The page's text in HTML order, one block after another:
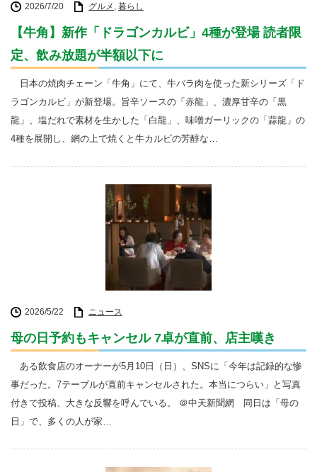
2026/7/20 グルメ , 暮らし
【牛角】新作「ドラゴンカルビ」4種が登場 読者限
定、飲み放題が半額以下に
日本の焼肉チェーン「牛角」にて、牛バラ肉を使った新シリーズ「ド
ラゴンカルビ」が新登場。旨辛ソースの「赤龍」、濃厚甘辛の「黒
龍」、塩だれで素材を生かした「白龍」、味噌ガーリックの「蒜龍」の
4種を展開し、網の上で焼くと牛カルビの芳醇な…
2026/5/22 ニュース
母の日予約もキャンセル 7卓が直前、店主嘆き
ある飲食店のオーナーが5月10日（日）、SNSに「今年は記録的な惨
事だった。7テーブルが直前キャンセルされた。本当につらい」と写真
付きで投稿、大きな反響を呼んでいる。 ＠中天新聞網 同日は「母の
日」で、多くの人が家…